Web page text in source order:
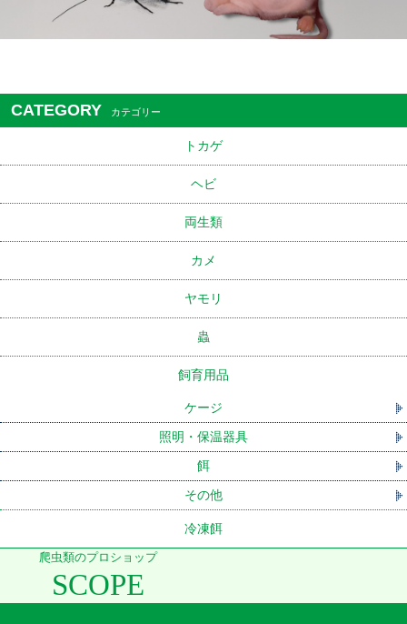
CATEGORY カテゴリー
トカゲ
ヘビ
両生類
カメ
ヤモリ
蟲
飼育用品
ケージ
照明・保温器具
餌
その他
冷凍餌
爬虫類のプロショップ
SCOPE